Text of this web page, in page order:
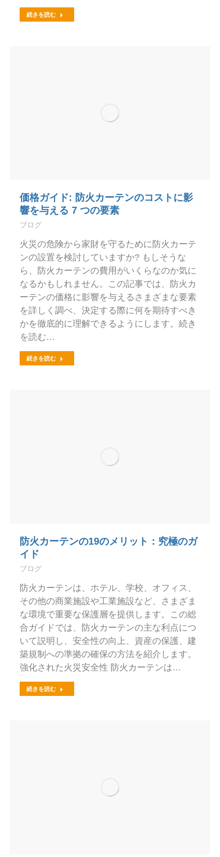
続きを読む
価格ガイド: 防火カーテンのコストに影
響を与える 7 つの要素
ブログ
火災の危険から家財を守るために防火カーテ
ンの設置を検討していますか? もしそうな
ら、防火カーテンの費用がいくらなのか気に
なるかもしれません。この記事では、防火カ
ーテンの価格に影響を与えるさまざまな要素
を詳しく調べ、決定する際に何を期待すべき
かを徹底的に理解できるようにします。続き
を読む…
続きを読む
防火カーテンの19のメリット：究極のガ
イド
ブログ
防火カーテンは、ホテル、学校、オフィス、
その他の商業施設や工業施設など、さまざま
な環境で重要な保護層を提供します。この総
合ガイドでは、防火カーテンの主な利点につ
いて説明し、安全性の向上、資産の保護、建
築規制への準拠の確保の方法を紹介します。
強化された火災安全性 防火カーテンは…
続きを読む